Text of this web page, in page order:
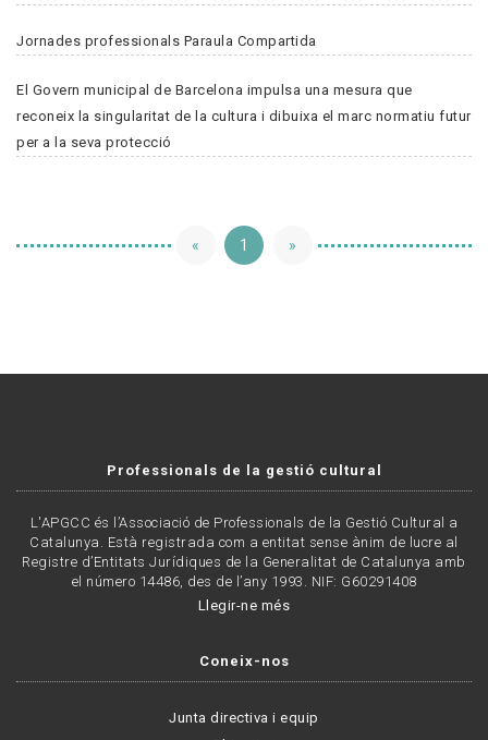
Jornades professionals Paraula Compartida
El Govern municipal de Barcelona impulsa una mesura que
reconeix la singularitat de la cultura i dibuixa el marc normatiu futur
per a la seva protecció
« 1 »
Professionals de la gestió cultural
L'APGCC és l’Associació de Professionals de la Gestió Cultural a
Catalunya. Està registrada com a entitat sense ànim de lucre al
Registre d’Entitats Jurídiques de la Generalitat de Catalunya amb
el número 14486, des de l’any 1993. NIF: G60291408
Llegir-ne més
Coneix-nos
Junta directiva i equip